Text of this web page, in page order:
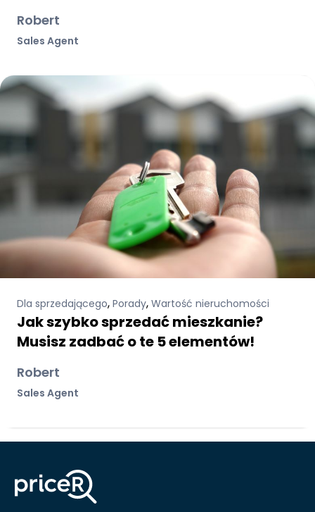
Robert
Sales Agent
Dla sprzedającego, Porady, Wartość nieruchomości
Jak szybko sprzedać mieszkanie?
Musisz zadbać o te 5 elementów!
Robert
Sales Agent